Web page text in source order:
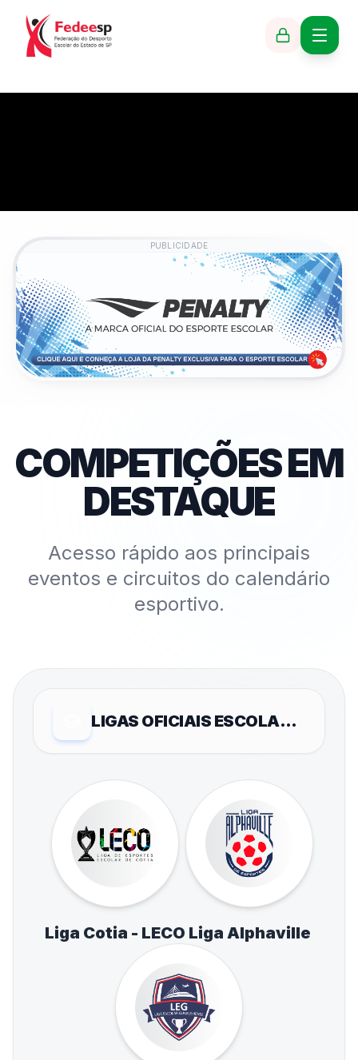
PUBLICIDADE
COMPETIÇÕES EM
DESTAQUE
Acesso rápido aos principais
eventos e circuitos do calendário
esportivo.
LIGAS OFICIAIS ESCOLARES
Liga Cotia - LECO Liga Alphaville